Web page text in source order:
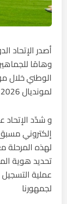
وهامًا
الوطني خلال
لمونديال 2026
و شدّد
إلكتروني
لهذه المرحلة
تحديد هوية
عملية
لجمهورنا